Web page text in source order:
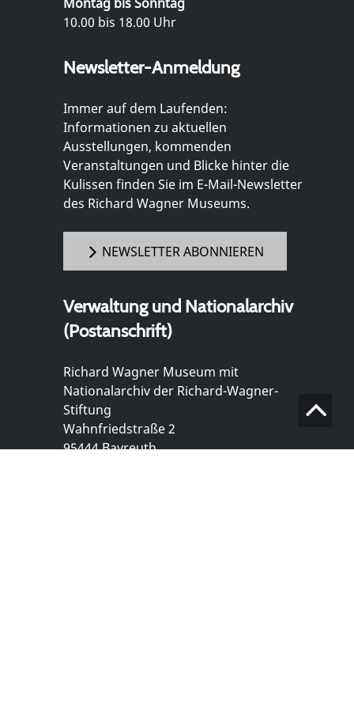
10.00 bis 18.00 Uhr
Newsletter-Anmeldung
Immer auf dem Laufenden:
Informationen zu aktuellen
Ausstellungen, kommenden
Veranstaltungen und Blicke hinter die
Kulissen finden Sie im E-Mail-Newsletter
des Richard Wagner Museums.
NEWSLETTER ABONNIEREN
Verwaltung und Nationalarchiv
(Postanschrift)
Richard Wagner Museum mit
Nationalarchiv der Richard-Wagner-
Stiftung
Wahnfriedstraße 2
95444 Bayreuth